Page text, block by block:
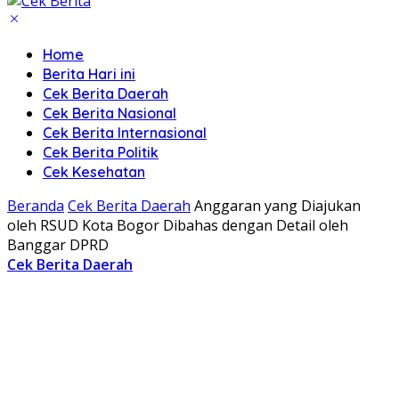
Home
Berita Hari ini
Cek Berita Daerah
Cek Berita Nasional
Cek Berita Internasional
Cek Berita Politik
Cek Kesehatan
Beranda Cek Berita Daerah Anggaran yang Diajukan
oleh RSUD Kota Bogor Dibahas dengan Detail oleh
Banggar DPRD
Cek Berita Daerah